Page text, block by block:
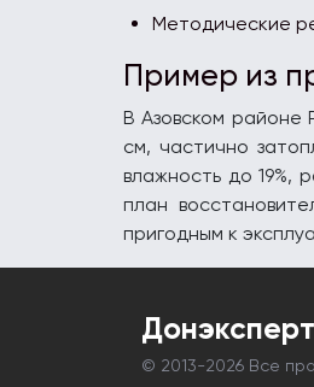
Методические
Пример из
В Азовском районе
см, частично
влажность до 19%,
план
пригодным к
© 2013-2026 Все